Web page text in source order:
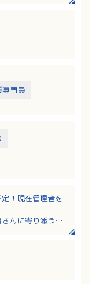
門員
！現在管理者を
んに寄り添う施
在宅勤務も可
ます！